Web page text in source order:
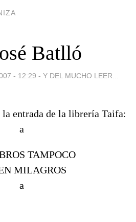
Batlló
- 12:29 - Y DEL MUCHO LEER...
la entrada de la librería Taifa:
a
TAMPOCO
MILAGROS
a